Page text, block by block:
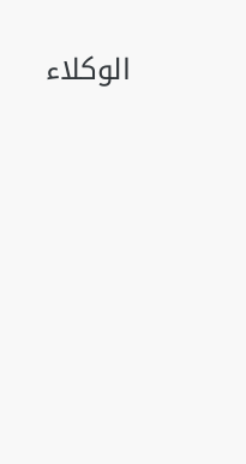
الوكلاء